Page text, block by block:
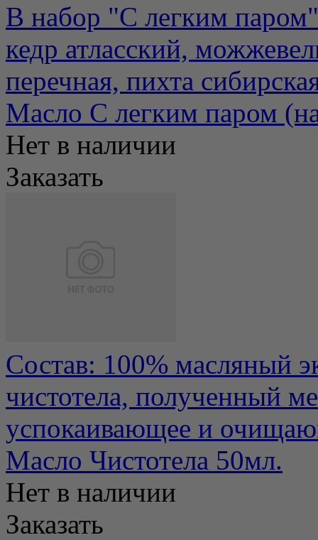
В набор "С легким
кедр атласский,
перечная, пихта
Масло С легким паром
Нет в наличии
Заказать
Состав: 100% масляный
чистотела, полученный
успокаивающее и
Масло Чистотела 50мл.
Нет в наличии
Заказать